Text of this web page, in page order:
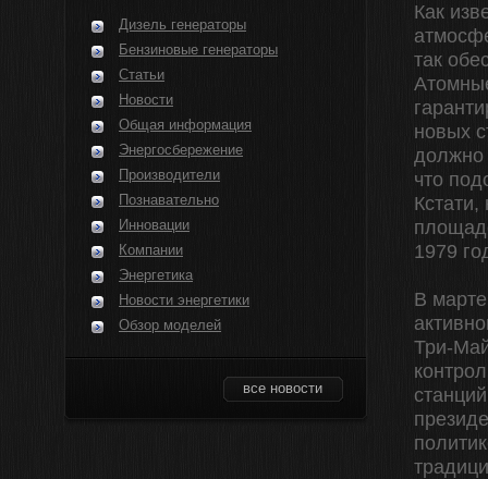
Дизель генераторы
Бензиновые генераторы
Статьи
Новости
Общая информация
Энергосбережение
Производители
Познавательно
Инновации
Компании
Энергетика
Новости энергетики
Обзор моделей
все новости
Как
так
новых
должно
что
1979
В
Три-